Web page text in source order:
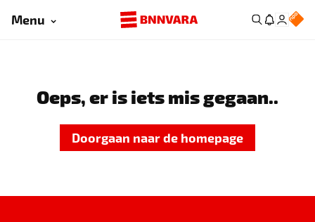
Menu
Oeps, er is iets mis gegaan..
Doorgaan naar de homepage